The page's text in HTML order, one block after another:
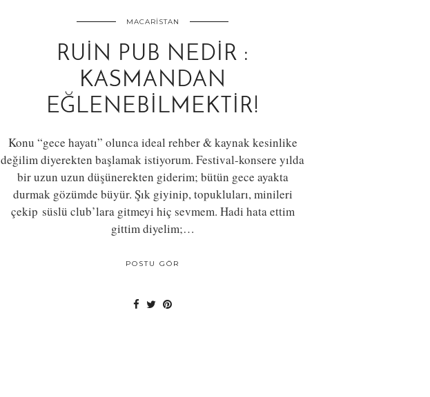
MACARISTAN
RUIN PUB NEDIR :
KASMANDAN
EĞLENEBILMEKTIR!
Konu “gece hayatı” olunca ideal rehber & kaynak kesinlike
değilim diyerekten başlamak istiyorum. Festival-konsere yılda
bir uzun uzun düşünerekten giderim; bütün gece ayakta
durmak gözümde büyür. Şık giyinip, topukluları, minileri
çekip süslü club’lara gitmeyi hiç sevmem. Hadi hata ettim
gittim diyelim;…
POSTU GÖR